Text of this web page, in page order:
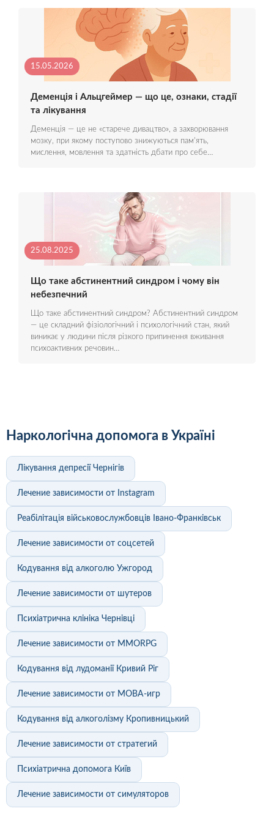
15.05.2026
Деменція і Альцгеймер — що це, ознаки, стадії
та лікування
Деменція — це не «старече дивацтво», а захворювання
мозку, при якому поступово знижуються пам'ять,
мислення, мовлення та здатність дбати про себе…
25.08.2025
Що таке абстинентний синдром і чому він
небезпечний
Що таке абстинентний синдром? Абстинентний синдром
— це складний фізіологічний і психологічний стан, який
виникає у людини після різкого припинення вживання
психоактивних речовин…
Наркологічна допомога в Україні
Лікування депресії Чернігів
Лечение зависимости от Instagram
Реабілітація військовослужбовців Івано-Франківськ
Лечение зависимости от соцсетей
Кодування від алкоголю Ужгород
Лечение зависимости от шутеров
Психіатрична клініка Чернівці
Лечение зависимости от MMORPG
Кодування від лудоманії Кривий Ріг
Лечение зависимости от MOBA-игр
Кодування від алкоголізму Кропивницький
Лечение зависимости от стратегий
Психіатрична допомога Київ
Лечение зависимости от симуляторов